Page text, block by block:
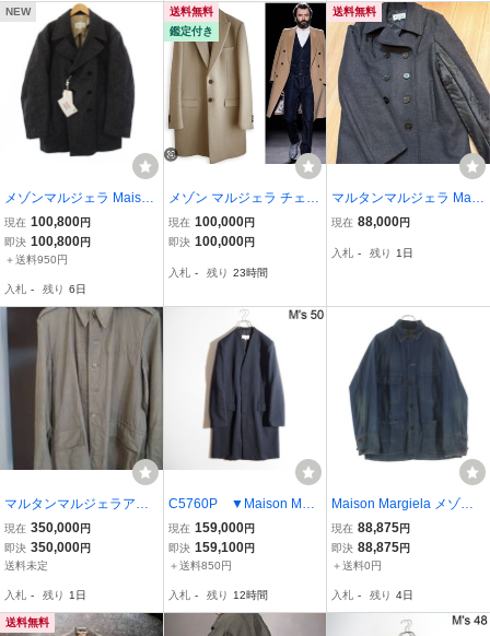
NEW
メゾンマルジェラ Maison
Margiela 22AW ボンデッ
ド シェットランド ジャケ
ット ピーコート Pコート
H メンズ
現在 100,800円
即決 100,800円
＋送料950円
入札 - 残り 6日
送料無料
鑑定付き
メゾン マルジェラ チェス
ター コート Maison Margi
ela
現在 100,000円
即決 100,000円
入札 - 残り 23時間
送料無料
マルタンマルジェラ Mais
on Margiela ピーコート P
ウター ダークグレー 黒 4
現在 88,000円
入札 - 残り 1日
マルタンマルジェラアー
テザナル010 再構築モ
ッズコート
現在 350,000円
即決 350,000円
送料未定
入札 - 残り 1日
C5760P ▼Maison Marg
iela 14 メゾンマルジェラ
▼ 20SS ポリエステル
ギャバ ノーカラーコート
秋～春 mks
現在 159,000円
即決 159,100円
＋送料850円
入札 - 残り 12時間
Maison Margiela メゾン
マルジェラ 24SS DENIM
SPORTS JACKET デニム
ジャケット インディゴ S
現在 88,875円
即決 88,875円
＋送料0円
入札 - 残り 4日
送料無料